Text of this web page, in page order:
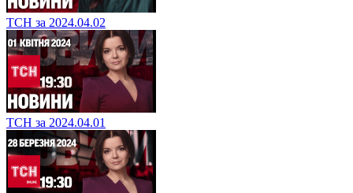
ТСН за 2024.04.02
ТСН за 2024.04.01